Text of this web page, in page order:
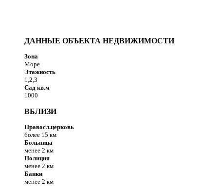
ДАННЫЕ ОБЪЕКТА НЕДВИЖИМОСТИ
Зона
Море
Этажность
1,2,3
Сад кв.м
1000
ВБЛИЗИ
Правосл.церковь
более 15 км
Больница
менее 2 км
Полиция
менее 2 км
Банки
менее 2 км